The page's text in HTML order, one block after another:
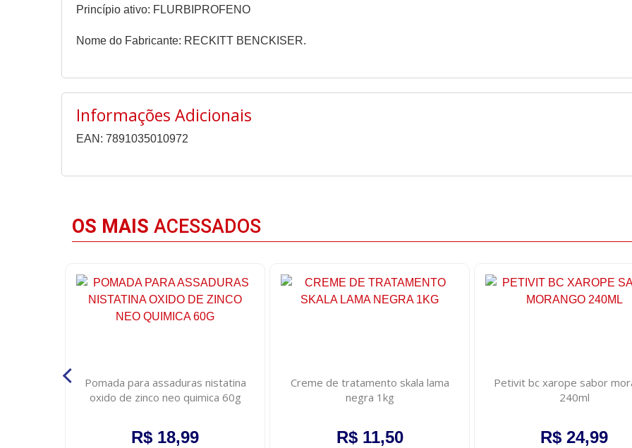
Princípio ativo: FLURBIPROFENO
Nome do Fabricante: RECKITT BENCKISER.
Informações Adicionais
EAN: 7891035010972
OS MAIS ACESSADOS
Pomada para assaduras nistatina
oxido de zinco neo quimica 60g
R$ 18,99
Creme de tratamento skala lama
negra 1kg
R$ 11,50
Petivit bc xarope sabor
240ml
R$ 24,99